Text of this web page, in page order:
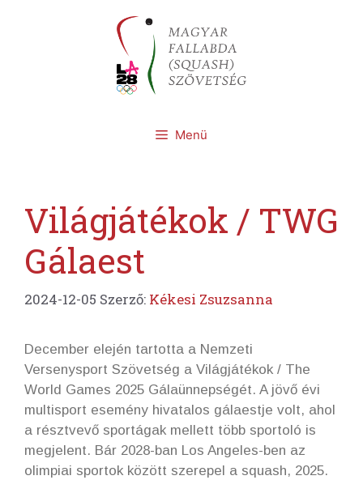
Menü
Világjátékok / TWG
Gálaest
2024-12-05 Szerző: Kékesi Zsuzsanna
December elején tartotta a Nemzeti
Versenysport Szövetség a Világjátékok / The
World Games 2025 Gálaünnepségét. A jövő évi
multisport esemény hivatalos gálaestje volt, ahol
a résztvevő sportágak mellett több sportoló is
megjelent. Bár 2028-ban Los Angeles-ben az
olimpiai sportok között szerepel a squash, 2025.